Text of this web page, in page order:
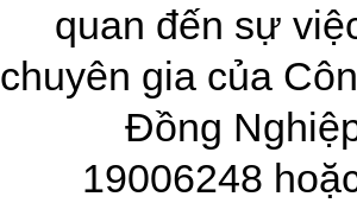
quan đến sự
chuyên gia của
Đồng
19006248